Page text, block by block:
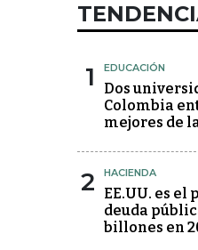
1 EDUCACIÓN
Dos
Colombia
mejores de
2 HACIENDA
EE.UU. es el
deuda
billones en